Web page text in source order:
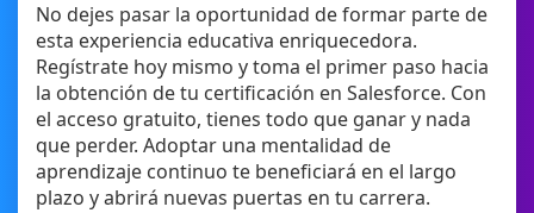
No dejes pasar la oportunidad de formar parte de
esta experiencia educativa enriquecedora.
Regístrate hoy mismo y toma el primer paso hacia
la obtención de tu certificación en Salesforce. Con
el acceso gratuito, tienes todo que ganar y nada
que perder. Adoptar una mentalidad de
aprendizaje continuo te beneficiará en el largo
plazo y abrirá nuevas puertas en tu carrera.